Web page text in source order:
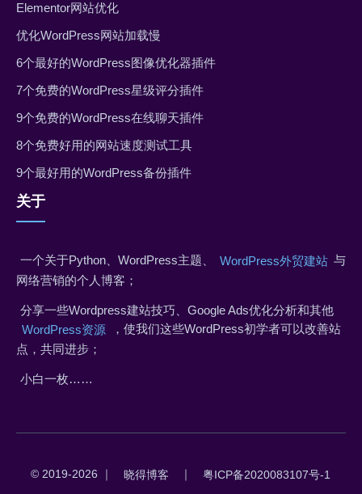
Elementor网站优化
优化WordPress网站加载慢
6个最好的WordPress图像优化器插件
7个免费的WordPress星级评分插件
9个免费的WordPress在线聊天插件
8个免费好用的网站速度测试工具
9个最好用的WordPress备份插件
关于
一个关于Python、WordPress主题、 WordPress外贸建站 与
网络营销的个人博客；
分享一些Wordpress建站技巧、Google Ads优化分析和其他
WordPress资源
，使我们这些WordPress初学者可以改善站
点，共同进步；
小白一枚……
© 2019-2026 ｜ 晓得博客 ｜ 粤ICP备2020083107号-1